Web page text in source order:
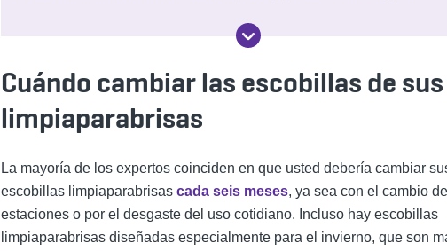
Cuándo cambiar las escobillas de sus
limpiaparabrisas
La mayoría de los expertos coinciden en que usted debería cambiar
escobillas limpiaparabrisas cada seis meses, ya sea con el cambio de
estaciones o por el desgaste del uso cotidiano. Incluso hay escobillas
limpiaparabrisas diseñadas especialmente para el invierno, que son